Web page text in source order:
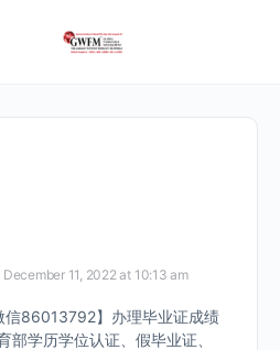
December 11, 2022 at 10:13 am
信86013792】办理毕业证成绩
部学历学位认证、假毕业证、